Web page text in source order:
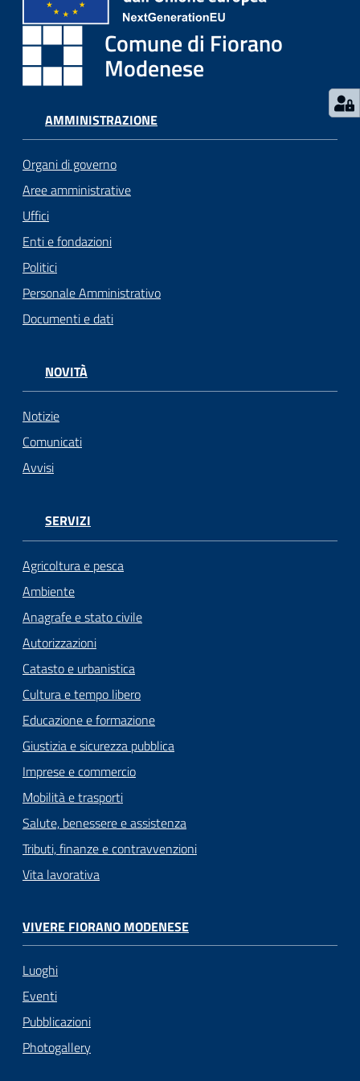
Seguici
su
Comune di Fiorano
Modenese
AMMINISTRAZIONE
Organi di governo
Aree amministrative
Uffici
Enti e fondazioni
Politici
Personale Amministrativo
Documenti e dati
NOVITÀ
Notizie
Comunicati
Avvisi
SERVIZI
Agricoltura e pesca
Ambiente
Anagrafe e stato civile
Autorizzazioni
Catasto e urbanistica
Cultura e tempo libero
Educazione e formazione
Giustizia e sicurezza pubblica
Imprese e commercio
Mobilità e trasporti
Salute, benessere e assistenza
Tributi, finanze e contravvenzioni
Vita lavorativa
VIVERE FIORANO MODENESE
Luoghi
Eventi
Pubblicazioni
Photogallery